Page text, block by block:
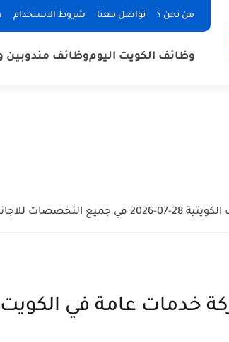
من نحن ؟ تواصل معنا شروط الاستخدام
وظائف الكويت اليوموظائف مندوبين
للاجانب والمواطنين
خدمات عامة في